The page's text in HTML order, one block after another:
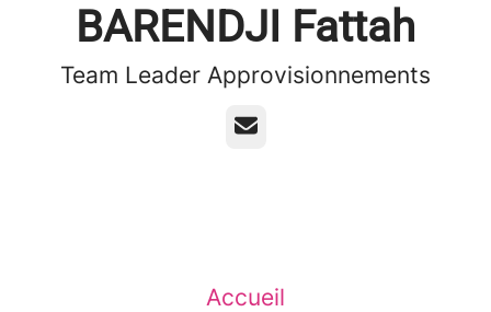
BARENDJI Fattah
Team Leader Approvisionnements
E-mail
Accueil